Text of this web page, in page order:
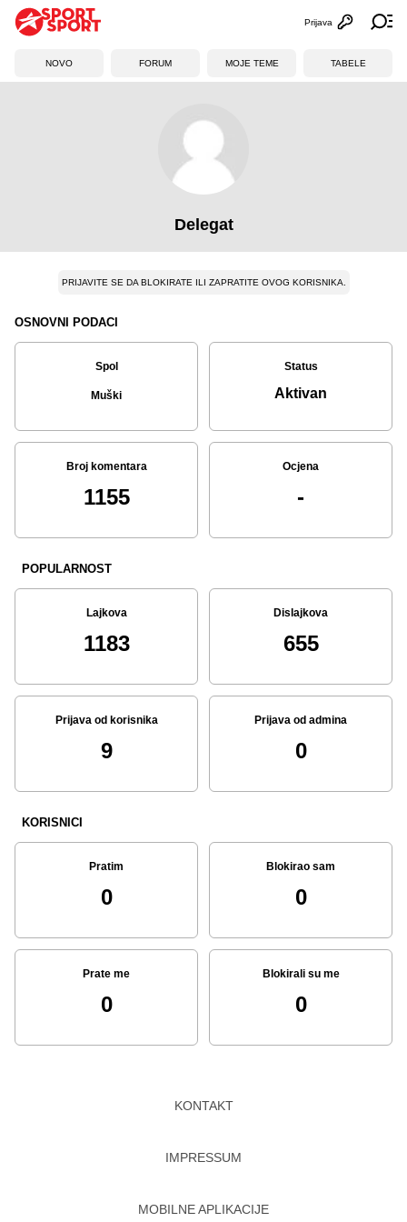
Otvori
Prijava
NOVO FORUM MOJE TEME TABELE
Delegat
PRIJAVITE SE DA BLOKIRATE ILI ZAPRATITE OVOG KORISNIKA.
OSNOVNI PODACI
Spol
Muški
Status
Aktivan
Broj komentara
1155
Ocjena
-
POPULARNOST
Lajkova
1183
Dislajkova
655
Prijava od korisnika
9
Prijava od admina
0
KORISNICI
Pratim
0
Blokirao sam
0
Prate me
0
Blokirali su me
0
KONTAKT
IMPRESSUM
MOBILNE APLIKACIJE